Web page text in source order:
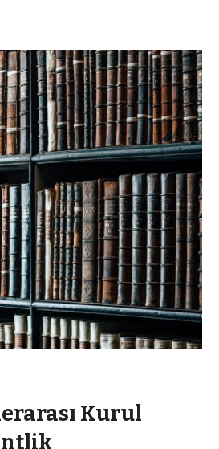
Kurul